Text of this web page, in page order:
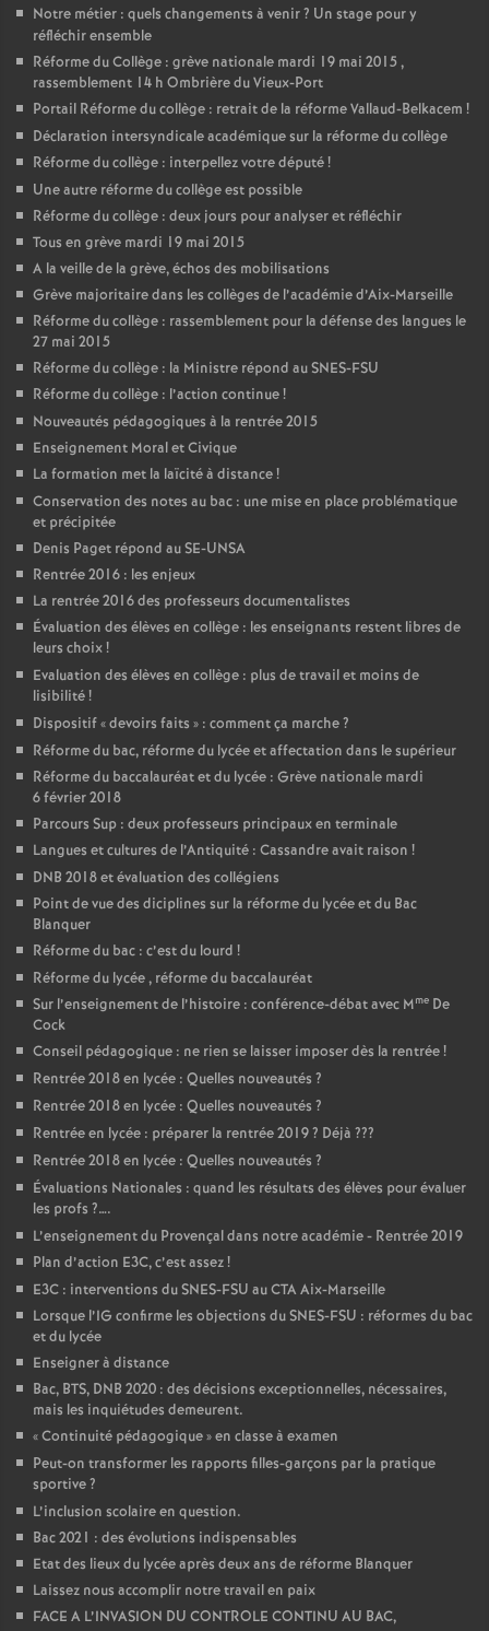
Notre métier : quels changements à venir? Un stage pour y
réfléchir ensemble
Réforme du Collège : grève nationale mardi 19 mai 2015 ,
rassemblement 14 h Ombrière du Vieux-Port
Portail Réforme du collège : retrait de la réforme Vallaud-Belkacem !
Déclaration intersyndicale académique sur la réforme du collège
Réforme du collège : interpellez votre député!
Une autre réforme du collège est possible
Réforme du collège : deux jours pour analyser et réfléchir
Tous en grève mardi 19 mai 2015
A la veille de la grève, échos des mobilisations
Grève majoritaire dans les collèges de l’académie d’Aix-Marseille
Réforme du collège : rassemblement pour la défense des langues le
27 mai 2015
Réforme du collège : la Ministre répond au SNES-FSU
Réforme du collège : l’action continue!
Nouveautés pédagogiques à la rentrée 2015
Enseignement Moral et Civique
La formation met la laïcité à distance!
Conservation des notes au bac : une mise en place problématique
et précipitée
Denis Paget répond au SE-UNSA
Rentrée 2016 : les enjeux
La rentrée 2016 des professeurs documentalistes
Évaluation des élèves en collège : les enseignants restent libres de
leurs choix!
Evaluation des élèves en collège : plus de travail et moins de
lisibilité!
Dispositif «devoirs faits » : comment ça marche?
Réforme du bac, réforme du lycée et affectation dans le supérieur
Réforme du baccalauréat et du lycée : Grève nationale mardi
6 février 2018
Parcours Sup : deux professeurs principaux en terminale
Langues et cultures de l’Antiquité : Cassandre avait raison !
DNB 2018 et évaluation des collégiens
Point de vue des diciplines sur la réforme du lycée et du Bac
Blanquer
Réforme du bac : c’est du lourd !
Réforme du lycée , réforme du baccalauréat
Sur l’enseignement de l’histoire : conférence-débat avec Mme De
Cock
Conseil pédagogique : ne rien se laisser imposer dès la rentrée!
Rentrée 2018 en lycée : Quelles nouveautés ?
Rentrée 2018 en lycée : Quelles nouveautés ?
Rentrée en lycée : préparer la rentrée 2019? Déjà ???
Rentrée 2018 en lycée : Quelles nouveautés ?
Évaluations Nationales : quand les résultats des élèves pour évaluer
les profs ?….
L’enseignement du Provençal dans notre académie - Rentrée 2019
Plan d’action E3C, c’est assez!
E3C : interventions du SNES-FSU au CTA Aix-Marseille
Lorsque l’IG confirme les objections du SNES-FSU : réformes du bac
et du lycée
Enseigner à distance
Bac, BTS, DNB 2020 : des décisions exceptionnelles, nécessaires,
mais les inquiétudes demeurent.
«Continuité pédagogique» en classe à examen
Peut-on transformer les rapports filles-garçons par la pratique
sportive?
L’inclusion scolaire en question.
Bac 2021 : des évolutions indispensables
Etat des lieux du lycée après deux ans de réforme Blanquer
Laissez nous accomplir notre travail en paix
FACE A L’INVASION DU CONTROLE CONTINU AU BAC,